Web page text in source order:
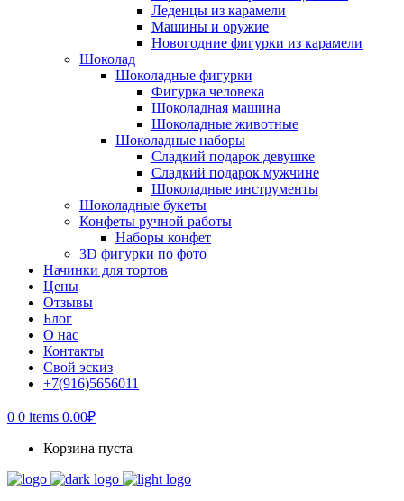
Леденцы из карамели
Машины и оружие
Новогодние фигурки из карамели
Шоколад
Шоколадные фигурки
Фигурка человека
Шоколадная машина
Шоколадные животные
Шоколадные наборы
Сладкий подарок девушке
Сладкий подарок мужчине
Шоколадные инструменты
Шоколадные букеты
Конфеты ручной работы
Наборы конфет
3D фигурки по фото
Начинки для тортов
Цены
Отзывы
Блог
О нас
Контакты
Свой эскиз
+7(916)5656011
0 0 items 0.00₽
Корзина пуста